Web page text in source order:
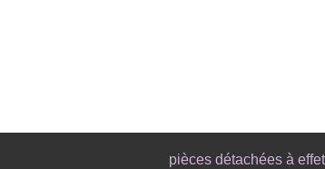
pièces détachées à